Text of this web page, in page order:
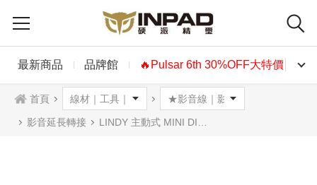
最新商品 品牌館 🔥Pulsar 6th 30%OFF大特價🔥
首頁
影音延長轉接 LINDY 主動式 MINI DISPLAYPORT 轉 DVI 轉接器